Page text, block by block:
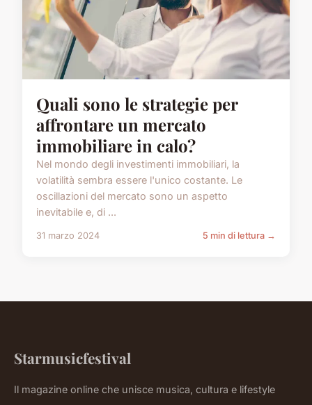
Quali sono le strategie per
affrontare un mercato
immobiliare in calo?
Nel mondo degli investimenti immobiliari, la
volatilità sembra essere l'unico costante. Le
oscillazioni del mercato sono un aspetto
inevitabile e, di ...
31 marzo 2024 5 min di lettura →
Starmusicfestival
Il magazine online che unisce musica, cultura e lifestyle